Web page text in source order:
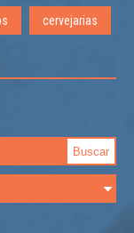
cervejarias